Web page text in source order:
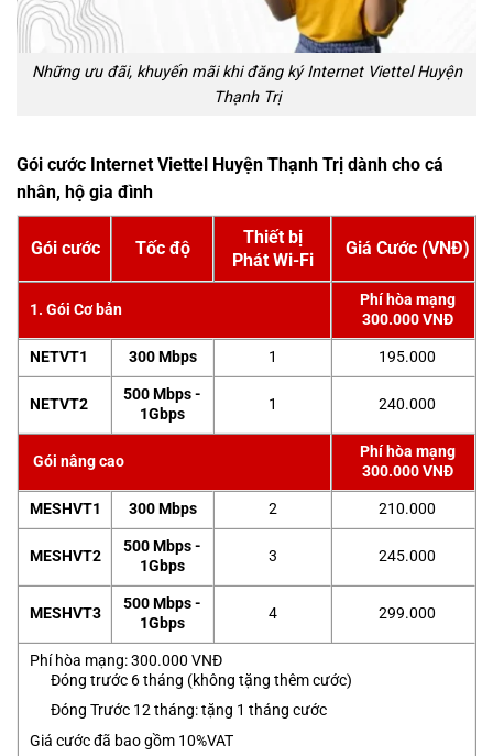
Những ưu đãi, khuyến mãi khi đăng ký Internet Viettel Huyện
Thạnh Trị
Gói cước Internet Viettel Huyện Thạnh Trị dành cho cá
nhân, hộ gia đình
Gói cước Tốc độ
Thiết bị
Phát Wi-Fi
Giá Cước (VNĐ)
1. Gói Cơ bản
Phí hòa mạng
300.000 VNĐ
NETVT1
300 Mbps 1 195.000
NETVT2
500 Mbps -
1Gbps
1 240.000
Gói nâng cao
Phí hòa mạng
300.000 VNĐ
MESHVT1
300 Mbps 2 210.000
MESHVT2
500 Mbps -
1Gbps
3 245.000
MESHVT3
500 Mbps -
1Gbps
4 299.000
Phí hòa mạng: 300.000 VNĐ
Đóng trước 6 tháng (không tặng thêm cước)
Đóng Trước 12 tháng: tặng 1 tháng cước
Giá cước đã bao gồm 10%VAT